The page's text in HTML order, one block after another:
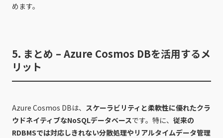
めます。
5. まとめ – Azure Cosmos DBを活用するメ
リット
Azure Cosmos DBは、 スケーラビリティと柔軟性に優れたクラ
ウドネイティブなNoSQLデータベースです。特に、 従来の
RDBMSでは対応しきれない分散処理やリアルタイムデータ管理